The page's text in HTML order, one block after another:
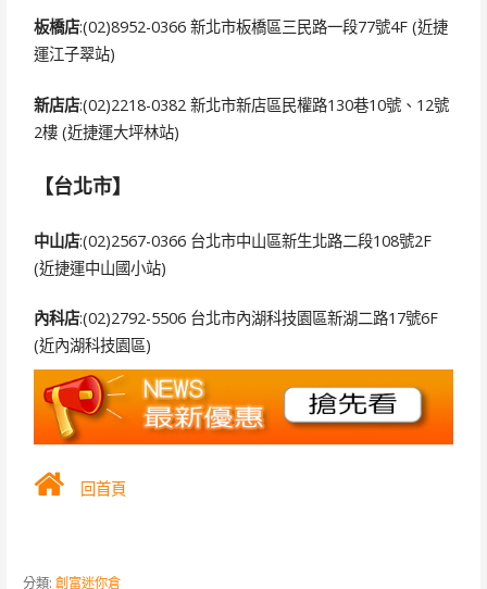
板橋店:(02)8952-0366 新北市板橋區三民路一段77號4F (近捷
運江子翠站)
新店店:(02)2218-0382 新北市新店區民權路130巷10號、12號
2樓 (近捷運大坪林站)
【台北市】
中山店:(02)2567-0366 台北市中山區新生北路二段108號2F
(近捷運中山國小站)
內科店:(02)2792-5506 台北市內湖科技園區新湖二路17號6F
(近內湖科技園區)
回首頁
分類: 創富迷你倉